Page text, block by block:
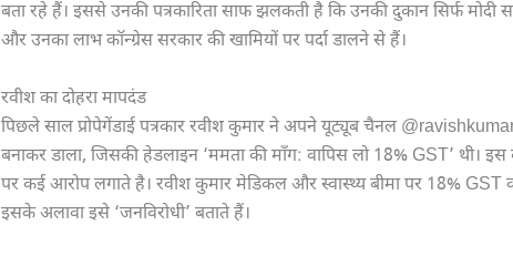
बता रहे हैं। इससे उनकी पत्रकारिता साफ झलकती है कि उनकी दुकान सिर्फ मोदी
और उनका लाभ कॉन्ग्रेस सरकार की खामियों पर पर्दा डालने से हैं।
रवीश का दोहरा मापदंड
पिछले साल प्रोपेगेंडाई पत्रकार रवीश कुमार ने अपने यूट्यूब चैनल
बनाकर डाला, जिसकी हेडलाइन ‘ममता की माँग: वापिस लो 18% GST’ थी। इस
पर कई आरोप लगाते है। रवीश कुमार मेडिकल और स्वास्थ्य बीमा पर 18% GST
इसके अलावा इसे ‘जनविरोधी’ बताते हैं।